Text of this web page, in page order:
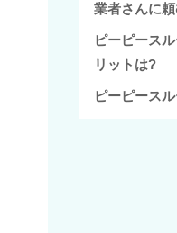
業者さんに
ピーピース
リットは?
ピーピース